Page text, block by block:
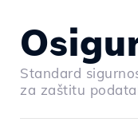
Standard
za zaštitu